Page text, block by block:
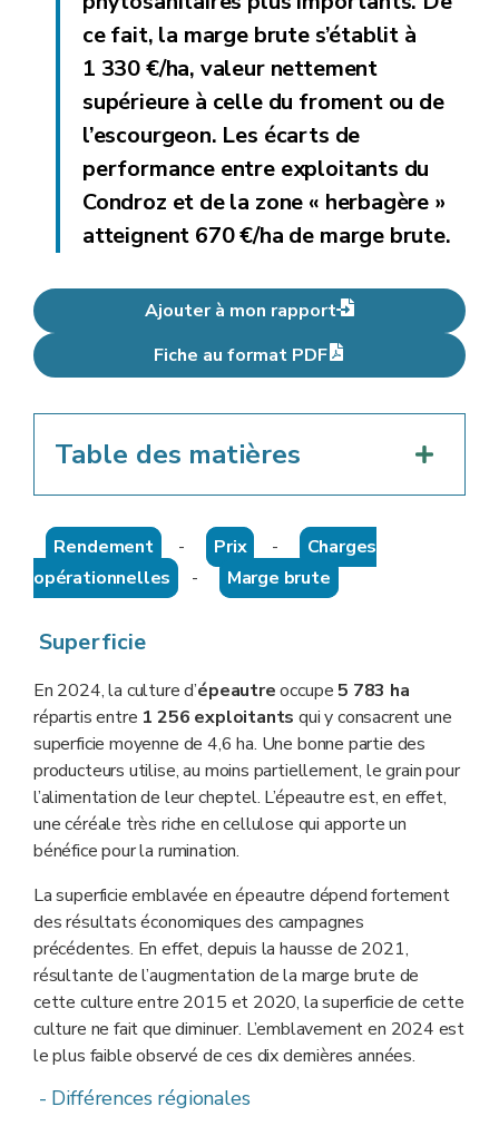
ce fait, la marge brute s’établit à
1 330 €/ha, valeur nettement
supérieure à celle du froment ou de
l’escourgeon. Les écarts de
performance entre exploitants du
Condroz et de la zone « herbagère »
atteignent 670 €/ha de marge brute.
Ajouter à mon rapport
Fiche au format PDF
Table des matières
Rendement - Prix -
Charges
opérationnelles
- Marge brute
Superficie
En 2024, la culture d’épeautreoccupe5 783 ha
répartis entre 1 256 exploitants qui y consacrent une
superficie moyenne de 4,6 ha. Une bonne partie des
producteurs utilise, au moins partiellement, le grain pour
l’alimentation de leur cheptel. L’épeautre est, en effet,
une céréale très riche en cellulose qui apporte un
bénéfice pour la rumination.
La superficie emblavée en épeautre dépend fortement
des résultats économiques des campagnes
précédentes. En effet, depuis la hausse de 2021,
résultante de l’augmentation de la marge brute de
cette culture entre 2015 et 2020, la superficie de cette
culture ne fait que diminuer. L’emblavement en 2024 est
le plus faible observé de ces dix dernières années.
- Différences régionales